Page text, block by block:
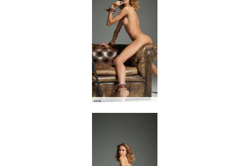
Аля модел фотограф